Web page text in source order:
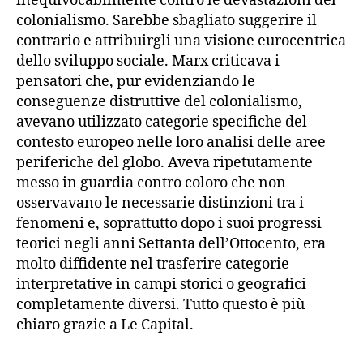
colonialismo. Sarebbe sbagliato suggerire il
contrario e attribuirgli una visione eurocentrica
dello sviluppo sociale. Marx criticava i
pensatori che, pur evidenziando le
conseguenze distruttive del colonialismo,
avevano utilizzato categorie specifiche del
contesto europeo nelle loro analisi delle aree
periferiche del globo. Aveva ripetutamente
messo in guardia contro coloro che non
osservavano le necessarie distinzioni tra i
fenomeni e, soprattutto dopo i suoi progressi
teorici negli anni Settanta dell’Ottocento, era
molto diffidente nel trasferire categorie
interpretative in campi storici o geografici
completamente diversi. Tutto questo è più
chiaro grazie a Le Capital.